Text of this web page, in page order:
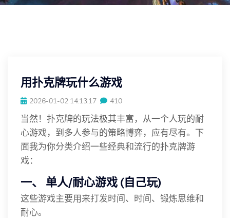
用扑克牌玩什么游戏
2026-01-02 14:13:17 410
当然！扑克牌的玩法极其丰富，从一个人玩的耐
心游戏，到多人参与的策略博弈，应有尽有。下
面我为你分类介绍一些经典和流行的扑克牌游
戏：
一、 单人/耐心游戏 (自己玩)
这些游戏主要用来打发时间、时间、锻炼思维和
耐心。